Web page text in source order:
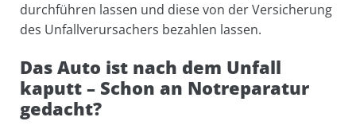
durchführen lassen und diese von der Versicherung
des Unfallverursachers bezahlen lassen.
Das Auto ist nach dem Unfall
kaputt – Schon an Notreparatur
gedacht?